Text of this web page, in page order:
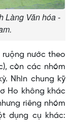
Làng Văn hóa -
ruộng nước theo
còn các nhóm
Nhìn chung kỹ
Ho không khác
riêng nhóm
dụng cụ khác: